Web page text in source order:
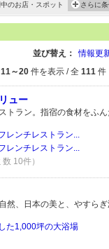
のお店・スポット さらに
並び替え： 情報更
11～20 件を表示 / 全 111 件
ュー
トラン。指宿の食材をふ
レンチレストラン...
レンチレストラン...
10件）
然、日本の美と、やすら
た1,000坪の大浴場